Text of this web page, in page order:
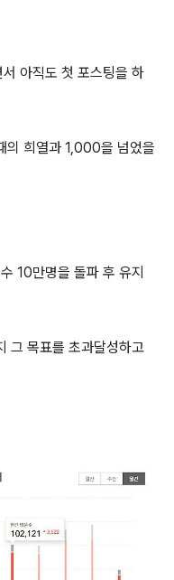
아직도 첫 포스팅을 하
의 희열과 1,000을 넘었을
10만명을 돌파 후 유지
그 목표를 초과달성하고